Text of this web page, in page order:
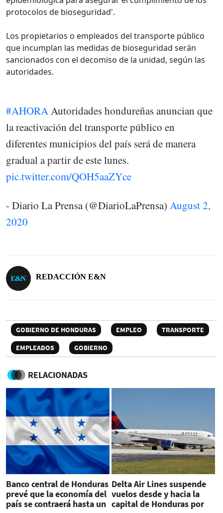
protocolos de bioseguridad'.
Los propietarios o empleados del transporte público
que incumplan las medidas de bioseguridad serán
sancionados con el decomiso de la unidad, según las
autoridades.
#AHORAAutoridades hondureñas anuncian que
la reactivación del transporte público en
diferentes municipios del país será de manera
gradual a partir de este lunes.
pic.twitter.com/QOH5aaZYce
- Diario La Prensa (@DiarioLaPrensa) August 2,
2020
REDACCIÓN E&N
GOBIERNO DE HONDURAS EMPLEO
TRANSPORTE
EMPLEADOS
GOBIERNO
RELACIONADAS
Banco central de Honduras
prevé que la economía del
país se contraerá hasta un
Delta Air Lines suspende
vuelos desde y hacia la
capital de Honduras por